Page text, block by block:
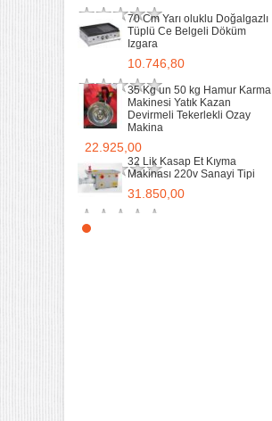
70 Cm Yarı oluklu Doğalgazlı
Tüplü Ce Belgeli Döküm
Izgara
10.746,80
35 Kg un 50 kg Hamur Karma
Makinesi Yatık Kazan
Devirmeli Tekerlekli Ozay
Makina
22.925,00
32 Lik Kasap Et Kıyma
Makinası 220v Sanayi Tipi
31.850,00